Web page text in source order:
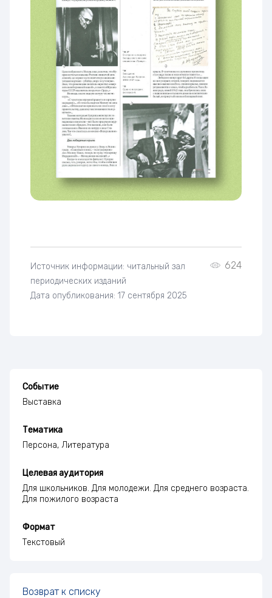
624
Источник информации: читальный зал
периодических изданий
Дата опубликования: 17 сентября 2025
Событие
Выставка
Тематика
Персона, Литература
Целевая аудитория
Для школьников. Для молодежи. Для среднего возраста.
Для пожилого возраста
Формат
Текстовый
Возврат к списку